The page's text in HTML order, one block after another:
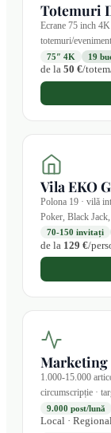
Totemuri
Ecrane 75 inch
totemuri/eveniment
75″ 4K 19
de la50 €/
Vila EKO
Polona 19 · vilă
Poker, Black
70-150 invitați
de la 129 €/
1.000-15.000
circumscripție ·
9.000 post/lună
Local ·